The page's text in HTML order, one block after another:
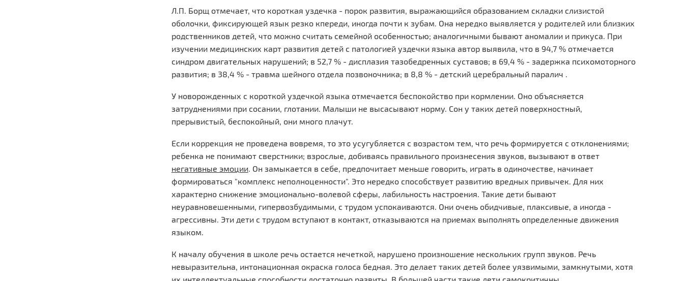
Л.П. Борщ отмечает, что короткая уздечка - порок развития, выражающийся образованием складки слизистой
оболочки, фиксирующей язык резко кпереди, иногда почти к зубам. Она нередко выявляется у родителей или близких
родственников детей, что можно считать семейной особенностью; аналогичными бывают аномалии и прикуса. При
изучении медицинских карт развития детей с патологией уздечки языка автор выявила, что в 94,7 % отмечается
синдром двигательных нарушений; в 52,7 % - дисплазия тазобедренных суставов; в 69,4 % - задержка психомоторного
развития; в 38,4 % - травма шейного отдела позвоночника; в 8,8 % - детский церебральный паралич .
У новорожденных с короткой уздечкой языка отмечается беспокойство при кормлении. Оно объясняется
затруднениями при сосании, глотании. Малыши не высасывают норму. Сон у таких детей поверхностный,
прерывистый, беспокойный, они много плачут.
Если коррекция не проведена вовремя, то это усугубляется с возрастом тем, что речь формируется с отклонениями;
ребенка не понимают сверстники; взрослые, добиваясь правильного произнесения звуков, вызывают в ответ
негативные эмоции. Он замыкается в себе, предпочитает меньше говорить, играть в одиночестве, начинает
формироваться "комплекс неполноценности". Это нередко способствует развитию вредных привычек. Для них
характерно снижение эмоционально-волевой сферы, лабильность настроения. Такие дети бывают
неуравновешенными, гипервозбудимыми, с трудом успокаиваются. Они очень обидчивые, плаксивые, а иногда -
агрессивны. Эти дети с трудом вступают в контакт, отказываются на приемах выполнять определенные движения
языком.
К началу обучения в школе речь остается нечеткой, нарушено произношение нескольких групп звуков. Речь
невыразительна, интонационная окраска голоса бедная. Это делает таких детей более уязвимыми, замкнутыми, хотя